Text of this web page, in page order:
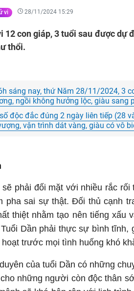
vi 28/11/2024 15:29
12 con giáp, 3 tuổi sau được dự
thổi.
sáng nay, thứ Năm 28/11/2024, 3
ngồi không hưởng lộc, giàu sang
độc đắc đúng 2 ngày liên tiếp (28
vận trình dát vàng, giàu có vô
sẽ phải đối mặt với nhiều rắc
pha sai sự thật. Đối thủ cạnh
thiệt nhằm tạo nên tiếng xấu
Dần phải thực sự bình tĩnh,
trước mọi tình huống khó
của tuổi Dần có những
những người còn độc thân